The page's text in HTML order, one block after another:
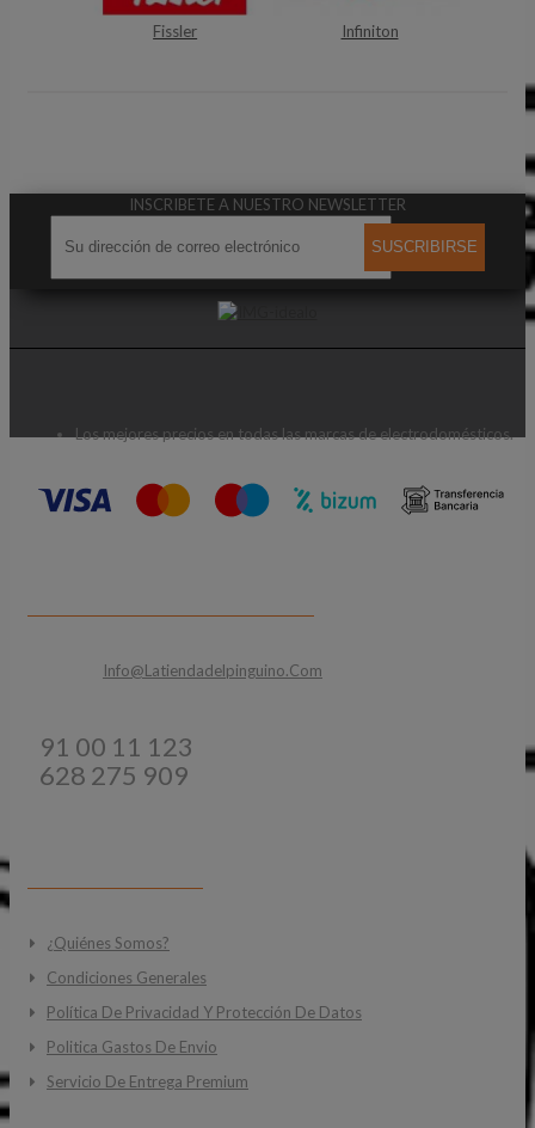
Fissler Infiniton
INSCRIBETE A NUESTRO NEWSLETTER
SUSCRIBIRSE
Los mejores precios en todas las marcas de electrodomésticos.
Info@latiendadelpinguino.com
91 00 11 123
628 275 909
¿Quiénes Somos?
Condiciones Generales
Política De Privacidad Y Protección De Datos
Politica Gastos De Envio
Servicio De Entrega Premium